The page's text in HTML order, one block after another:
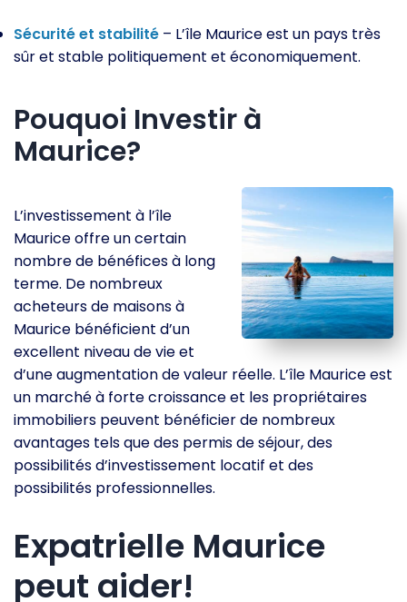
Sécurité et stabilité – L’île Maurice est un pays très
sûr et stable politiquement et économiquement.
Pouquoi Investir à
Maurice?
L’investissement à l’île
Maurice offre un certain
nombre de bénéfices à long
terme. De nombreux
acheteurs de maisons à
Maurice bénéficient d’un
excellent niveau de vie et
d’une augmentation de valeur réelle. L’île Maurice est
un marché à forte croissance et les propriétaires
immobiliers peuvent bénéficier de nombreux
avantages tels que des permis de séjour, des
possibilités d’investissement locatif et des
possibilités professionnelles.
Expatrielle Maurice
peut aider!